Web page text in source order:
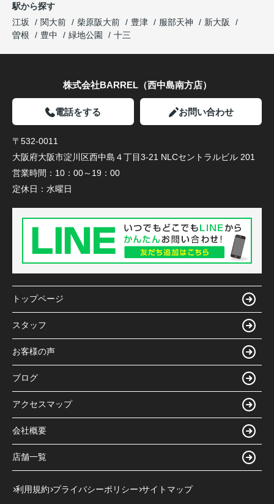
駅から探す
江坂
関大前 柴原阪大前 豊津 服部天神
新大阪
曽根
豊中 緑地公園 十三
株式会社BARREL（西中島南方店）
電話をする お問い合わせ
〒532-0011
大阪府大阪市淀川区西中島４丁目3-21 NLCセントラルビル 201
営業時間： 10：00～19：00
定休日： 水曜日
トップページ
スタッフ
お客様の声
ブログ
アクセスマップ
会社概要
店舗一覧
利用規約 プライバシーポリシー サイトマップ